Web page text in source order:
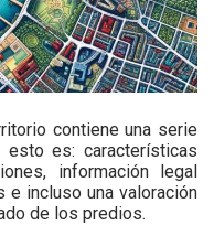
contiene una serie
es: características
información legal
incluso una valoración
de los predios.